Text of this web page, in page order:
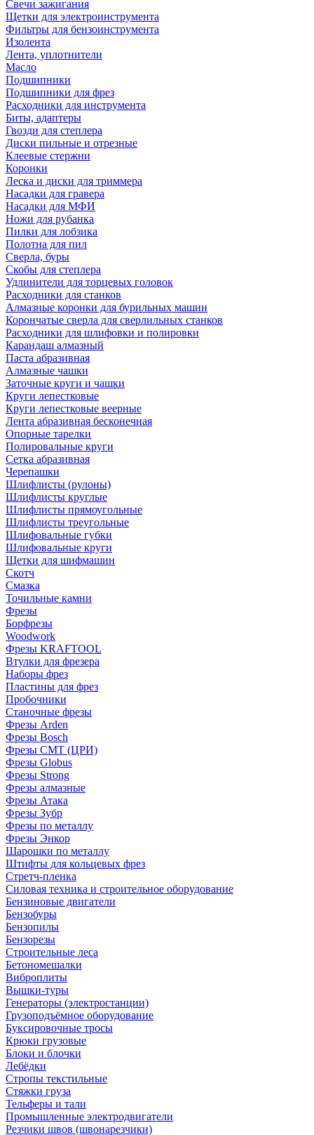
Свечи зажигания
Щетки для электроинструмента
Фильтры для бензоинструмента
Изолента
Лента, уплотнители
Масло
Подшипники
Подшипники для фрез
Расходники для инструмента
Биты, адаптеры
Гвозди для степлера
Диски пильные и отрезные
Клеевые стержни
Коронки
Леска и диски для триммера
Насадки для гравера
Насадки для МФИ
Ножи для рубанка
Пилки для лобзика
Полотна для пил
Сверла, буры
Скобы для степлера
Удлинители для торцевых головок
Расходники для станков
Алмазные коронки для бурильных машин
Корончатые сверла для сверлильных станков
Расходники для шлифовки и полировки
Карандаш алмазный
Паста абразивная
Алмазные чашки
Заточные круги и чашки
Круги лепестковые
Круги лепестковые веерные
Лента абразивная бесконечная
Опорные тарелки
Полировальные круги
Сетка абразивная
Черепашки
Шлифлисты (рулоны)
Шлифлисты круглые
Шлифлисты прямоугольные
Шлифлисты треугольные
Шлифовальные губки
Шлифовальные круги
Щетки для шифмашин
Скотч
Смазка
Точильные камни
Фрезы
Борфрезы
Woodwork
Фрезы KRAFTOOL
Втулки для фрезера
Наборы фрез
Пластины для фрез
Пробочники
Станочные фрезы
Фрезы Arden
Фрезы Bosch
Фрезы CMT (ЦРИ)
Фрезы Globus
Фрезы Strong
Фрезы алмазные
Фрезы Атака
Фрезы Зубр
Фрезы по металлу
Фрезы Энкор
Шарошки по металлу
Штифты для кольцевых фрез
Стретч-пленка
Силовая техника и строительное оборудование
Бензиновые двигатели
Бензобуры
Бензопилы
Бензорезы
Строительные леса
Бетономешалки
Виброплиты
Вышки-туры
Генераторы (электростанции)
Грузоподъёмное оборудование
Буксировочные тросы
Крюки грузовые
Блоки и блочки
Лебёдки
Стропы текстильные
Стяжки груза
Тельферы и тали
Промышленные электродвигатели
Резчики швов (швонарезчики)